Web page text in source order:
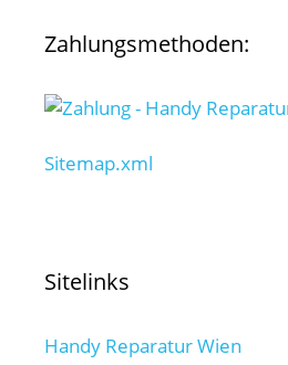
Zahlungsmethoden:
Sitemap.xml
Sitelinks
Handy Reparatur Wien